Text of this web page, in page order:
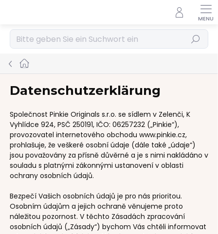
Suchen
Startseite
Datenschutzerklärung
Společnost Pinkie Originals s.r.o. se sídlem v Zelenči, K
Vyhlídce 924, PSČ 250191, IČO: 06257232 („Pinkie“),
provozovatel internetového obchodu www.pinkie.cz,
prohlašuje, že veškeré osobní údaje (dále také „údaje“)
jsou považovány za přísně důvěrné a je s nimi nakládáno v
souladu s platnými zákonnými ustanovení v oblasti
ochrany osobních údajů.
Bezpečí Vašich osobních údajů je pro nás prioritou.
Osobním údajům a jejich ochraně věnujeme proto
náležitou pozornost. V těchto Zásadách zpracování
osobních údajů („Zásady“) bychom Vás chtěli informovat